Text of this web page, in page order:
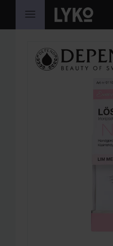
HOPPA TILL INNEHÅLLET